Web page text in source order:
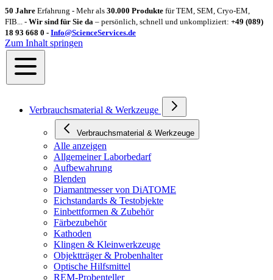
50 Jahre Erfahrung - Mehr als 30.000 Produkte für TEM, SEM, Cryo-EM,
FIB... - Wir sind für Sie da – persönlich, schnell und unkompliziert: +49 (089)
18 93 668 0 - Info@ScienceServices.de
Zum Inhalt springen
Verbrauchsmaterial & Werkzeuge
Verbrauchsmaterial & Werkzeuge
Alle anzeigen
Allgemeiner Laborbedarf
Aufbewahrung
Blenden
Diamantmesser von DiATOME
Eichstandards & Testobjekte
Einbettformen & Zubehör
Färbezubehör
Kathoden
Klingen & Kleinwerkzeuge
Objektträger & Probenhalter
Optische Hilfsmittel
REM-Probenteller